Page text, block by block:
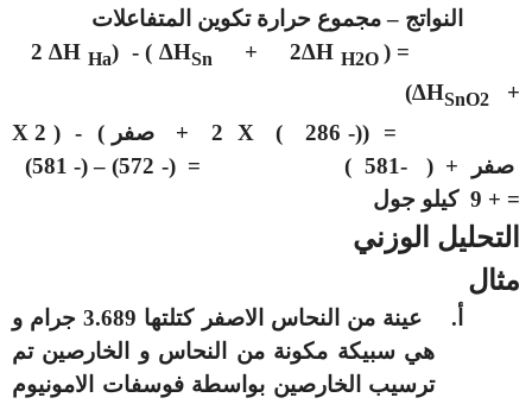
النواتج – مجموع حرارة تكوين المتفاعلات
= (
2∆H H2O
+
∆HSn
) - (
2 ∆H Ha
+
∆HSnO2
)
= ((- 286 )
X 2 + صفر ) - ( 2
X
صفر + ( -581 ) = (- 572) – (- 581)
= + 9 كيلو جول
التحليل الوزني
مثال
أ‌.
عينة من النحاس الاصفر كتلتها 3.689 جرام و
هي سبيكة مكونة من النحاس و الخارصين تم
ترسيب الخارصين بواسطة فوسفات الامونيوم